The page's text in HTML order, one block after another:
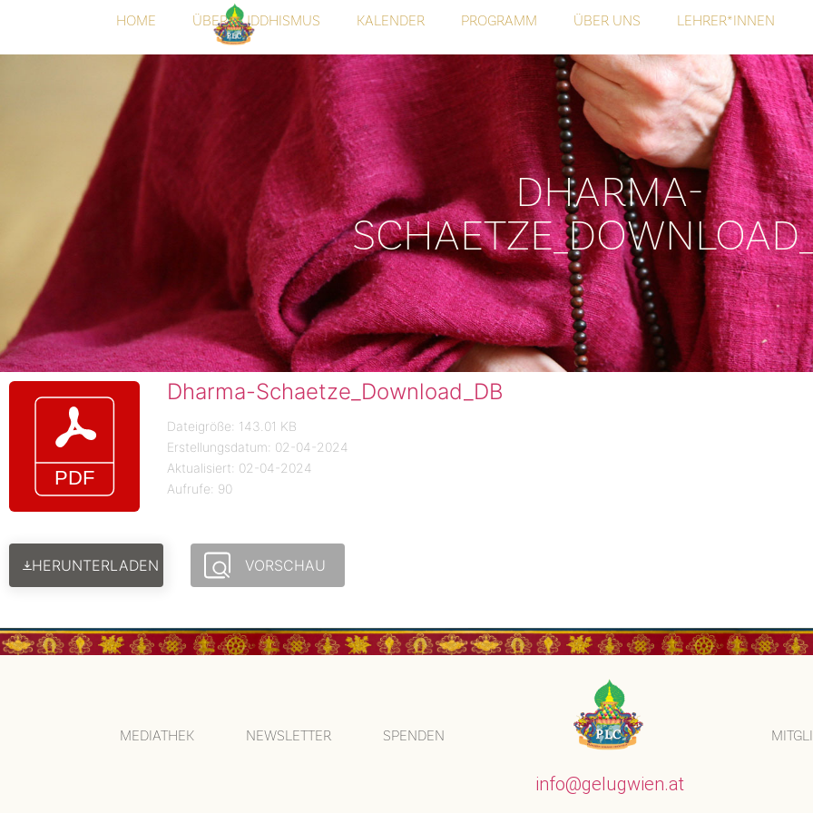
HOME ÜBER BUDDHISMUS KALENDER PROGRAMM ÜBER UNS LEHRER*INNEN
DHARMA-
Dharma-Schaetze_Download_DB
Dateigröße: 143.01 KB
Erstellungsdatum: 02-04-2024
Aktualisiert: 02-04-2024
Aufrufe: 90
HERUNTERLADEN VORSCHAU
MEDIATHEK NEWSLETTER SPENDEN
info@gelugwien.at